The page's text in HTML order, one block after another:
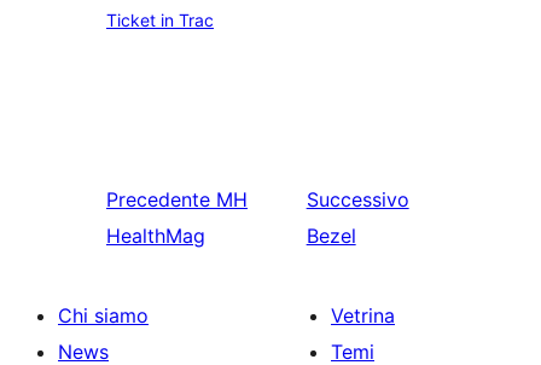
Ticket in Trac
Precedente MH
HealthMag
Successivo
Bezel
Chi siamo
News
Vetrina
Temi